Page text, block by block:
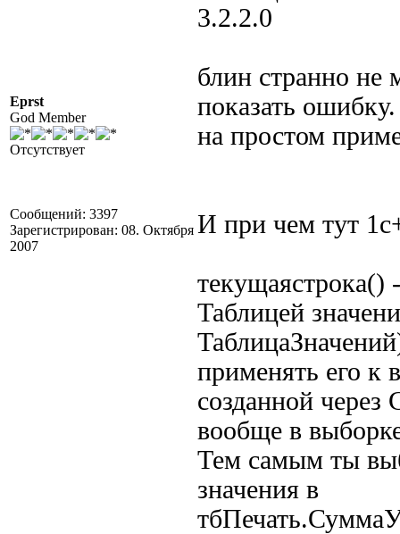
Eprst
God Member
Отсутствует
Сообщений: 3397
Зарегистрирован: 08. Октября
2007
3.2.2.0
блин странно не
показать ошибку.
на простом
И при чем тут
текущаястрока()
Таблицей
применять его к
созданной
вообще в
Тем самым ты
значения в